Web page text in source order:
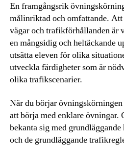
En framgångsrik
målinriktad och omfattande.
vägar och trafikförhållanden är
en mångsidig och heltäckande
utsätta eleven för olika
utveckla färdigheter som är
olika trafikscenarier.
När du börjar
att börja med enklare övningar.
bekanta sig med
och de grundläggande